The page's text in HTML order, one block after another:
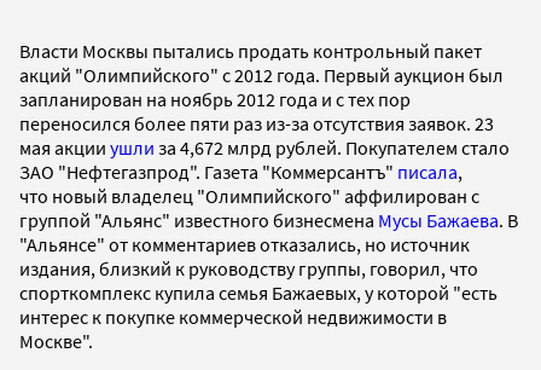
Власти Москвы пытались продать контрольный пакет
акций "Олимпийского" с 2012 года. Первый аукцион был
запланирован на ноябрь 2012 года и с тех пор
переносился более пяти раз из-за отсутствия заявок. 23
мая акции ушли за 4,672 млрд рублей. Покупателем стало
ЗАО "Нефтегазпрод". Газета "Коммерсантъ" писала,
что новый владелец "Олимпийского" аффилирован с
группой "Альянс" известного бизнесмена Мусы Бажаева. В
"Альянсе" от комментариев отказались, но источник
издания, близкий к руководству группы, говорил, что
спорткомплекс купила семья Бажаевых, у которой "есть
интерес к покупке коммерческой недвижимости в
Москве".